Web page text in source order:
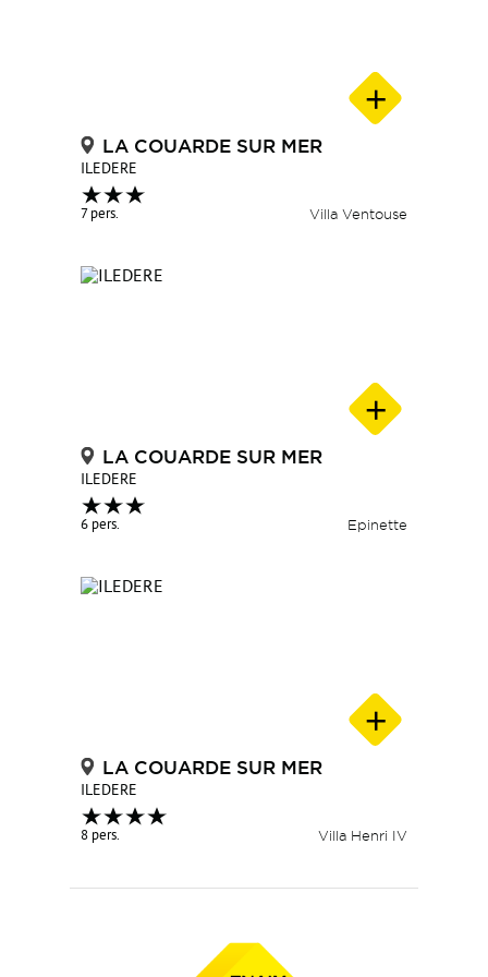
LA COUARDE SUR MER
ILEDERE
7 pers. Villa Ventouse
LA COUARDE SUR MER
ILEDERE
6 pers. Epinette
LA COUARDE SUR MER
ILEDERE
8 pers. Villa Henri IV